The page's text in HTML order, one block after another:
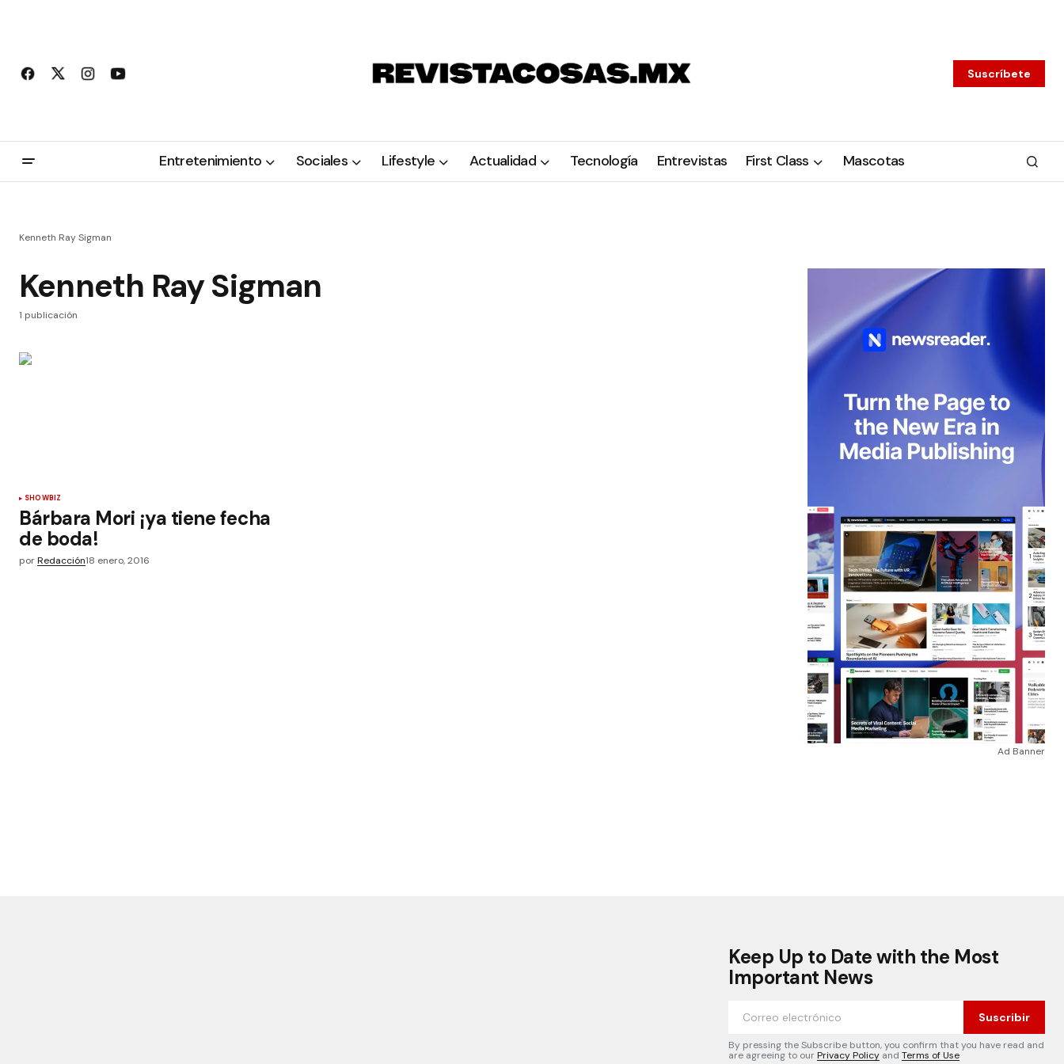
Suscríbete
Entretenimiento Sociales Lifestyle Actualidad Tecnología Entrevistas First Class Mascotas
Kenneth Ray Sigman
Kenneth Ray Sigman
1 publicación
SHOWBIZ
Bárbara Mori ¡ya tiene fecha
de boda!
porRedacción18 enero, 2016
Ad Banner
Keep Up to Date with the Most
Important News
Suscribir
By pressing the Subscribe button, you confirm that you have read and
are agreeing to ourPrivacy Policy and Terms of Use